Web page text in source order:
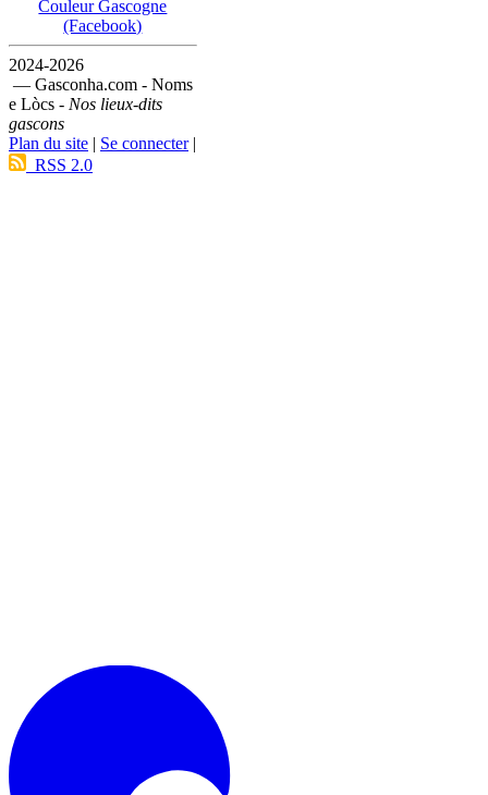
Couleur Gascogne
(Facebook)
2024-2026
— Gasconha.com - Noms
e Lòcs - Nos lieux-dits
gascons
Plan du site | Se connecter|
RSS 2.0